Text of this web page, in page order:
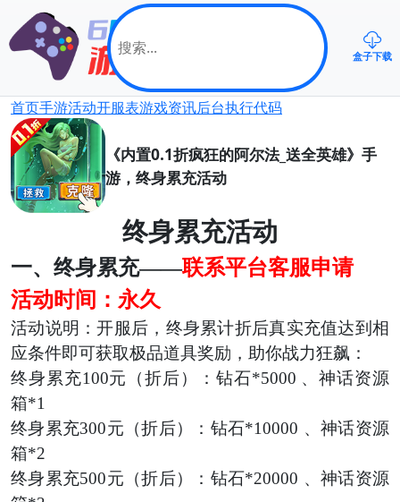
盒子下载
首页手游活动开服表游戏资讯后台执行代码
《内置0.1折疯狂的阿尔法_送全英雄》手
游，终身累充活动
终身累充活动
一、终身累充——联系平台客服申请
活动时间：永久
活动说明：开服后，终身累计折后真实充值达到相
应条件即可获取极品道具奖励 ， 助你战力狂飙 ：
终身累充100元（折后）：钻石*5000 、神话资源
箱*1
终身累充300元（折后）：钻石*10000 、神话资源
箱*2
终身累充500元（折后）：钻石*20000 、神话资源